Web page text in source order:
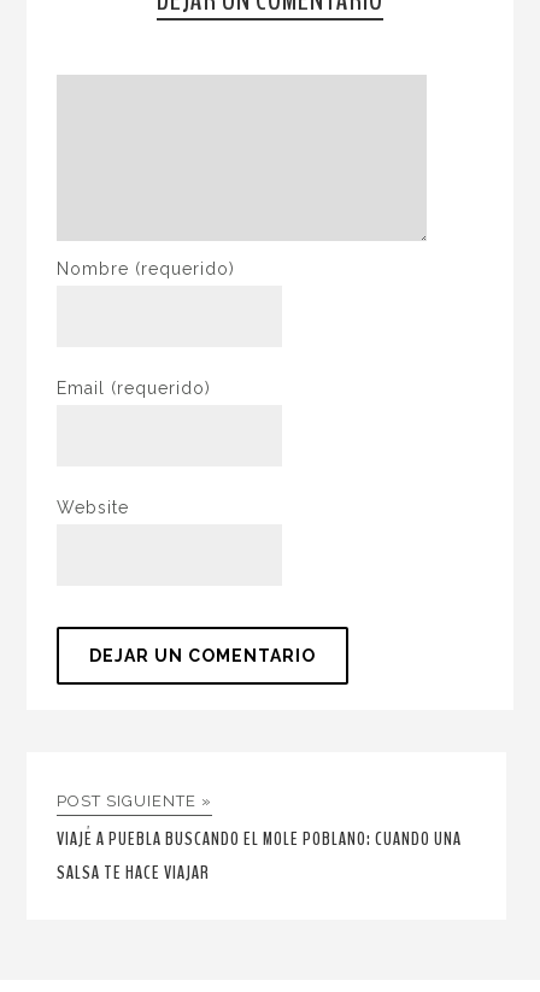
Nombre (requerido)
Email (requerido)
Website
POST SIGUIENTE »
VIAJÉ A PUEBLA BUSCANDO EL MOLE POBLANO: CUANDO UNA
SALSA TE HACE VIAJAR